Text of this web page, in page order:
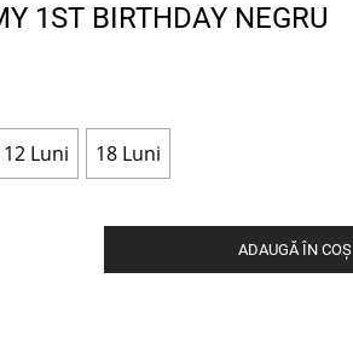
1ST BIRTHDAY NEGRU
12 Luni 18 Luni
ADAUGĂ ÎN COȘ